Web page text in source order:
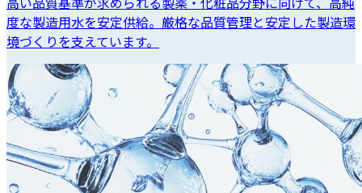
度な製造用水を安定供給。厳格な品質管理と安定した製造環
境づくりを支えています。